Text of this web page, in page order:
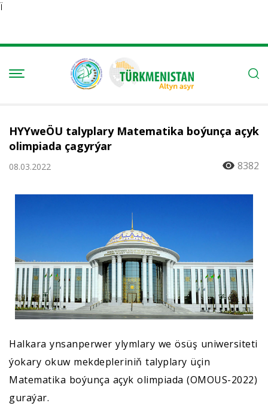
Ï
HYYweÖU talyplary Matematika boýunça açyk
olimpiada çagyrýar
08.03.2022 8382
Halkara ynsanperwer ylymlary we ösüş uniwersiteti
ýokary okuw mekdepleriniň talyplary üçin
Matematika boýunça açyk olimpiada (OMOUS-2022)
guraýar.